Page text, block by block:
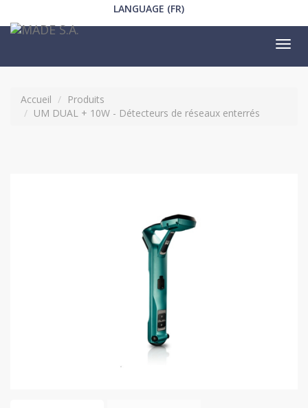
LANGUAGE (FR)
Accueil
Produits
UM DUAL + 10W - Détecteurs de réseaux enterrés